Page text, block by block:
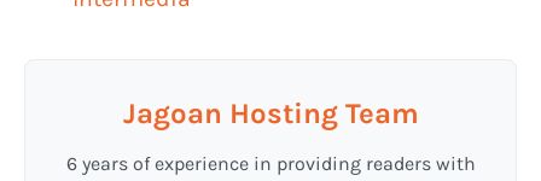
Jagoan Hosting Team
6 years of experience in providing readers with